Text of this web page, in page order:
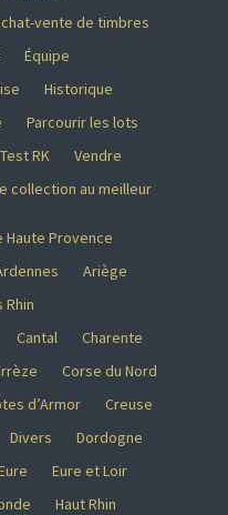
vente de timbres
Équipe
Historique
Parcourir les lots
Test RK
Vendre
collection au meilleur
Haute Provence
Ariège
Rhin
Cantal
Charente
Corse du Nord
d’Armor
Creuse
Divers
Dordogne
Eure et Loir
Haut Rhin